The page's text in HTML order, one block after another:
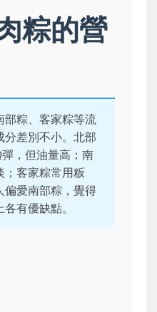
粽的營
部粽、客家粽等流
分差別不小。北部
，但油量高；南
；客家粽常用粄
偏愛南部粽，覺得
有優缺點。